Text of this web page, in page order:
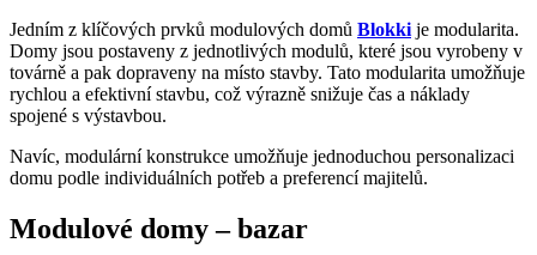
Jedním z klíčových prvků modulových domů Blokki je modularita.
Domy jsou postaveny z jednotlivých modulů, které jsou vyrobeny v
továrně a pak dopraveny na místo stavby. Tato modularita umožňuje
rychlou a efektivní stavbu, což výrazně snižuje čas a náklady
spojené s výstavbou.
Navíc, modulární konstrukce umožňuje jednoduchou personalizaci
domu podle individuálních potřeb a preferencí majitelů.
Modulové domy – bazar